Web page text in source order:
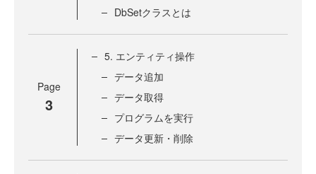
DbSetクラスとは
Page
3
5. エンティティ操作
データ追加
データ取得
プログラムを実行
データ更新・削除